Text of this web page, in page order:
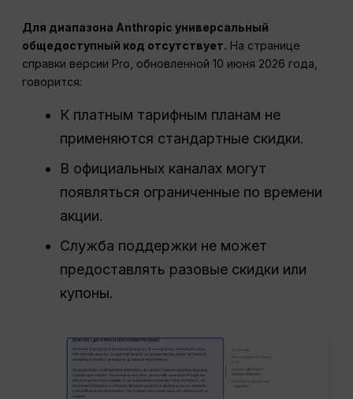
Для диапазона Anthropic универсальный
общедоступный код отсутствует. На странице
справки версии Pro, обновленной 10 июня 2026 года,
говорится:
К платным тарифным планам не
применяются стандартные скидки.
В официальных каналах могут
появляться ограниченные по времени
акции.
Служба поддержки не может
предоставлять разовые скидки или
купоны.